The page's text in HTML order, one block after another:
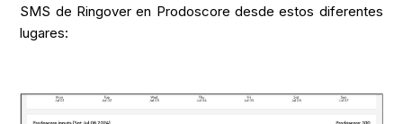
SMS de Ringover en Prodoscore desde estos diferentes
lugares: